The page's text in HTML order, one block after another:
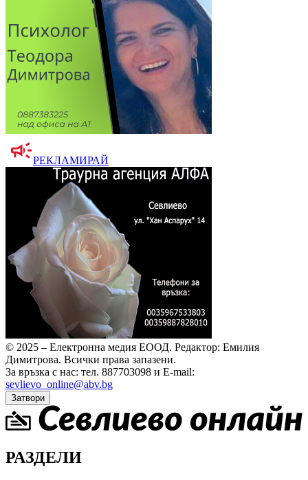
РЕКЛАМИРАЙ
© 2025 – Електронна медия ЕООД. Редактор: Емилия
Димитрова. Всички права запазени.
За връзка с нас: тел. 887703098 и E-mail:
sevlievo_online@abv.bg
Затвори
РАЗДЕЛИ